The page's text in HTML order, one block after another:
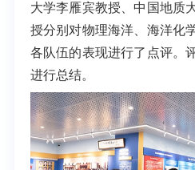
大学李雁宾教授、中国地质
授分别对物理海洋、海洋化
各队伍的表现进行了点评。
进行总结。